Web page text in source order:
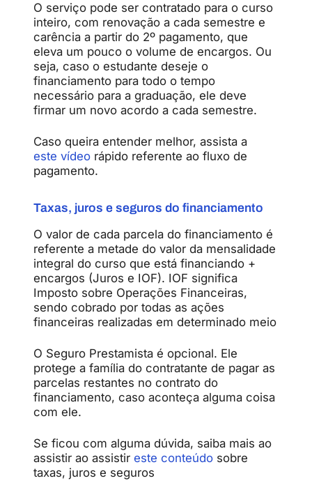
O serviço pode ser contratado para o curso
inteiro, com renovação a cada semestre e
carência a partir do 2º pagamento, que
eleva um pouco o volume de encargos. Ou
seja, caso o estudante deseje o
financiamento para todo o tempo
necessário para a graduação, ele deve
firmar um novo acordo a cada semestre.
Caso queira entender melhor, assista a
este vídeo rápido referente ao fluxo de
pagamento.
Taxas, juros e seguros do financiamento
O valor de cada parcela do financiamento é
referente a metade do valor da mensalidade
integral do curso que está financiando +
encargos (Juros e IOF). IOF significa
Imposto sobre Operações Financeiras,
sendo cobrado por todas as ações
financeiras realizadas em determinado meio
O Seguro Prestamista é opcional. Ele
protege a família do contratante de pagar as
parcelas restantes no contrato do
financiamento, caso aconteça alguma coisa
com ele.
Se ficou com alguma dúvida, saiba mais ao
assistir ao assistir este conteúdo sobre
taxas, juros e seguros